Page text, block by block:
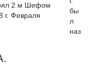
2 м Шефом
г. Февраля
бы
л
наз